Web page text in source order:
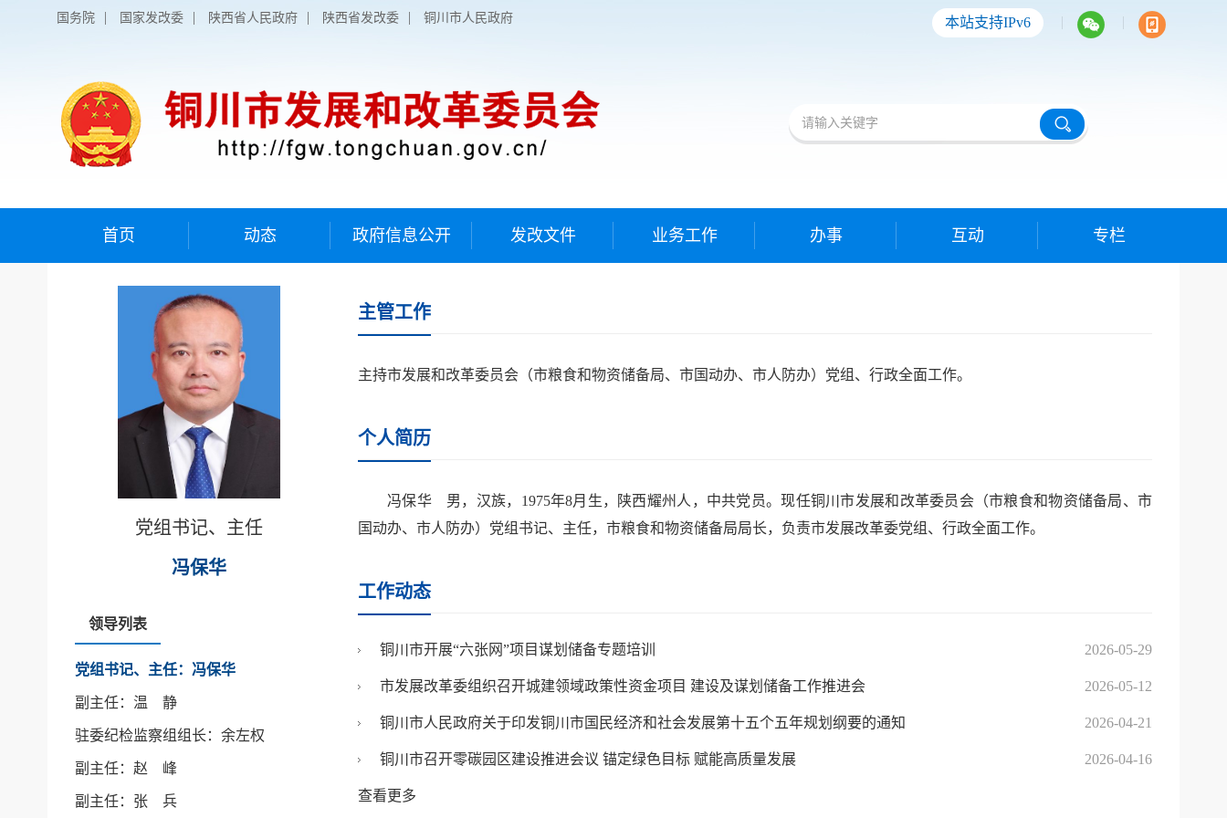
国务院 | 国家发改委 | 陕西省人民政府 | 陕西省发改委 | 铜川市人民政府 本站支持IPv6 | |
首页 动态 政府信息公开 发改文件 业务工作 办事 互动 专栏
党组书记、主任
冯保华
领导列表
党组书记、主任：冯保华
副主任：温 静
驻委纪检监察组组长：余左权
副主任：赵 峰
副主任：张 兵
主管工作
主持市发展和改革委员会（市粮食和物资储备局、市国动办、市人防办）党组、行政全面工作。
个人简历
冯保华 男，汉族，1975年8月生，陕西耀州人，中共党员。现任铜川市发展和改革委员会（市粮食和物资储备局、市
国动办、市人防办）党组书记、主任，市粮食和物资储备局局长，负责市发展改革委党组、行政全面工作。
工作动态
铜川市开展“六张网”项目谋划储备专题培训 2026-05-29
市发展改革委组织召开城建领域政策性资金项目 建设及谋划储备工作推进会 2026-05-12
铜川市人民政府关于印发铜川市国民经济和社会发展第十五个五年规划纲要的通知 2026-04-21
铜川市召开零碳园区建设推进会议 锚定绿色目标 赋能高质量发展 2026-04-16
查看更多